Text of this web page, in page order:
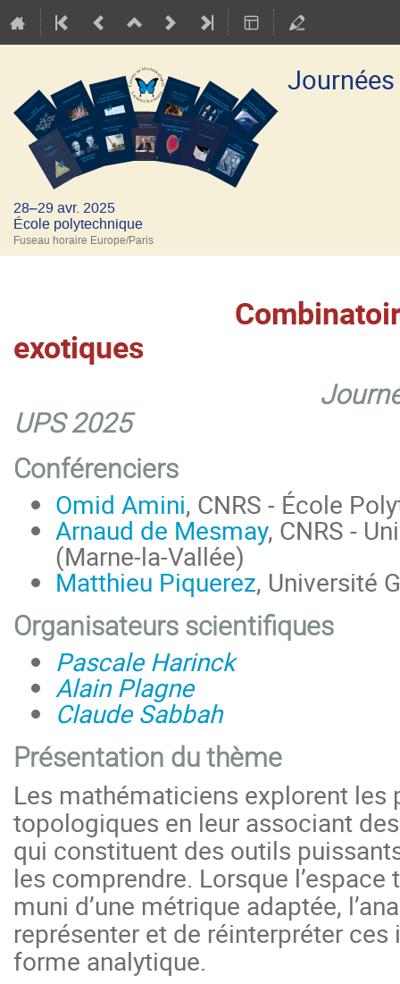
28–29 avr. 2025
École polytechnique
Fuseau horaire Europe/Paris
exotiques
Journées
UPS 2025
Conférenciers
Omid Amini, CNRS - École
Arnaud de Mesmay, CNRS -
(Marne-la-Vallée)
Matthieu Piquerez, Université
Organisateurs scientifiques
Pascale Harinck
Alain Plagne
Claude Sabbah
Présentation du thème
Les mathématiciens explorent les
topologiques en leur associant
qui constituent des outils
les comprendre. Lorsque
muni d’une métrique adaptée,
représenter et de réinterpréter ces
forme analytique.